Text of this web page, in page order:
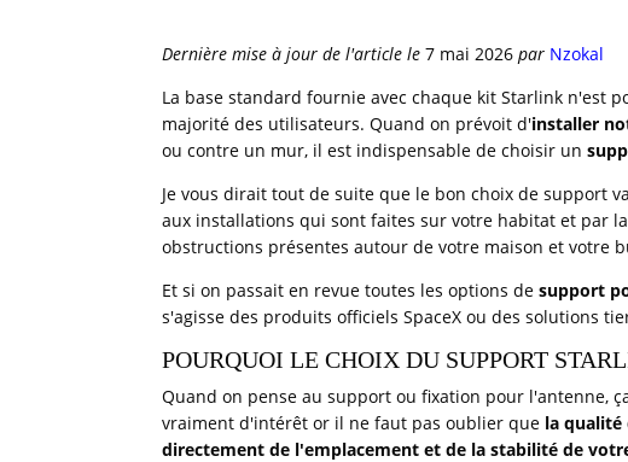
Dernière mise à jour de l'article le7 mai 2026par Nzokal
La base standard fournie avec chaque kit Starlink n'est
majorité des utilisateurs. Quand on prévoit d'installer
ou contre un mur, il est indispensable de choisir un
Je vous dirait tout de suite que le bon choix de support
aux installations qui sont faites sur votre habitat et par
obstructions présentes autour de votre maison et votre
Et si on passait en revue toutes les options desupport
s'agisse des produits officiels SpaceX ou des solutions
POURQUOI LE CHOIX DU SUPPORT
Quand on pense au support ou fixation pour l'antenne,
vraiment d'intérêt or il ne faut pas oublier que la qualité
directement de l'emplacement et de la stabilité de